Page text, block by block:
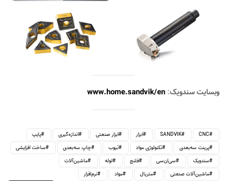
وبسایت سندویک:
www.home.sandvik/en
CNC
SANDVIK ابزار ابزار صنعتی اندازه‌گیری
پایپ
پرینت سه‌بعدی
تکنولوژی مواد تیوب چاپ سه‌بعدی
ساخت افزایشی
سندویک
سی‌ان‌سی فلنج لوله
ماشین‌آلات
ماشین‌آلات صنعتی
متریال مواد نرم‌افزار